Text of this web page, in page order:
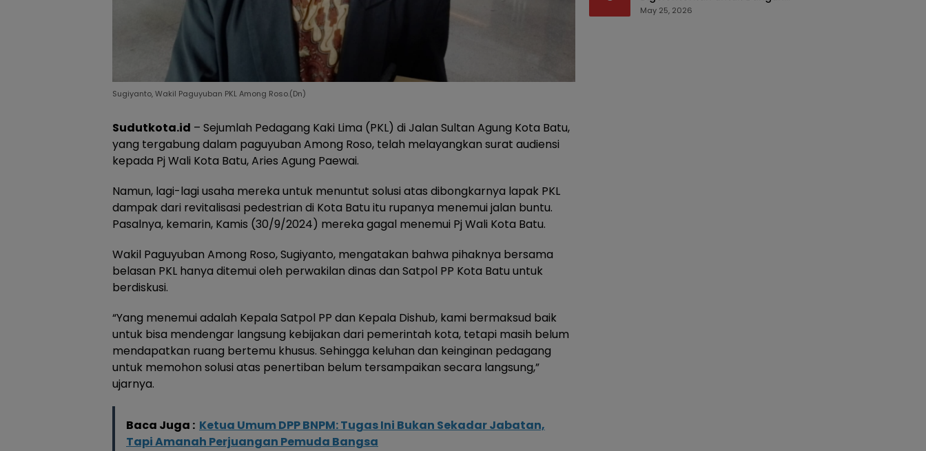
Sugiyanto, Wakil Paguyuban PKL Among Roso.(Dn)
Sudutkota.id – Sejumlah Pedagang Kaki Lima (PKL) di Jalan Sultan Agung Kota Batu,
yang tergabung dalam paguyuban Among Roso, telah melayangkan surat audiensi
kepada Pj Wali Kota Batu, Aries Agung Paewai.
Namun, lagi-lagi usaha mereka untuk menuntut solusi atas dibongkarnya lapak PKL
dampak dari revitalisasi pedestrian di Kota Batu itu rupanya menemui jalan buntu.
Pasalnya, kemarin, Kamis (30/9/2024) mereka gagal menemui Pj Wali Kota Batu.
Wakil Paguyuban Among Roso, Sugiyanto, mengatakan bahwa pihaknya bersama
belasan PKL hanya ditemui oleh perwakilan dinas dan Satpol PP Kota Batu untuk
berdiskusi.
“Yang menemui adalah Kepala Satpol PP dan Kepala Dishub, kami bermaksud baik
untuk bisa mendengar langsung kebijakan dari pemerintah kota, tetapi masih belum
mendapatkan ruang bertemu khusus. Sehingga keluhan dan keinginan pedagang
untuk memohon solusi atas penertiban belum tersampaikan secara langsung,”
ujarnya.
Baca Juga : Ketua Umum DPP BNPM: Tugas Ini Bukan Sekadar Jabatan,
Tapi Amanah Perjuangan Pemuda Bangsa
Kembali Sumatra, Hunian Korban
May 25, 2026